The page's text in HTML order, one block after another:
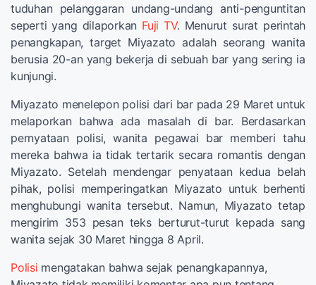
tuduhan pelanggaran undang-undang anti-penguntitan
seperti yang dilaporkan Fuji TV. Menurut surat perintah
penangkapan, target Miyazato adalah seorang wanita
berusia 20-an yang bekerja di sebuah bar yang sering ia
kunjungi.
Miyazato menelepon polisi dari bar pada 29 Maret untuk
melaporkan bahwa ada masalah di bar. Berdasarkan
pernyataan polisi, wanita pegawai bar memberi tahu
mereka bahwa ia tidak tertarik secara romantis dengan
Miyazato. Setelah mendengar penyataan kedua belah
pihak, polisi memperingatkan Miyazato untuk berhenti
menghubungi wanita tersebut. Namun, Miyazato tetap
mengirim 353 pesan teks berturut-turut kepada sang
wanita sejak 30 Maret hingga 8 April.
Polisi mengatakan bahwa sejak penangkapannya,